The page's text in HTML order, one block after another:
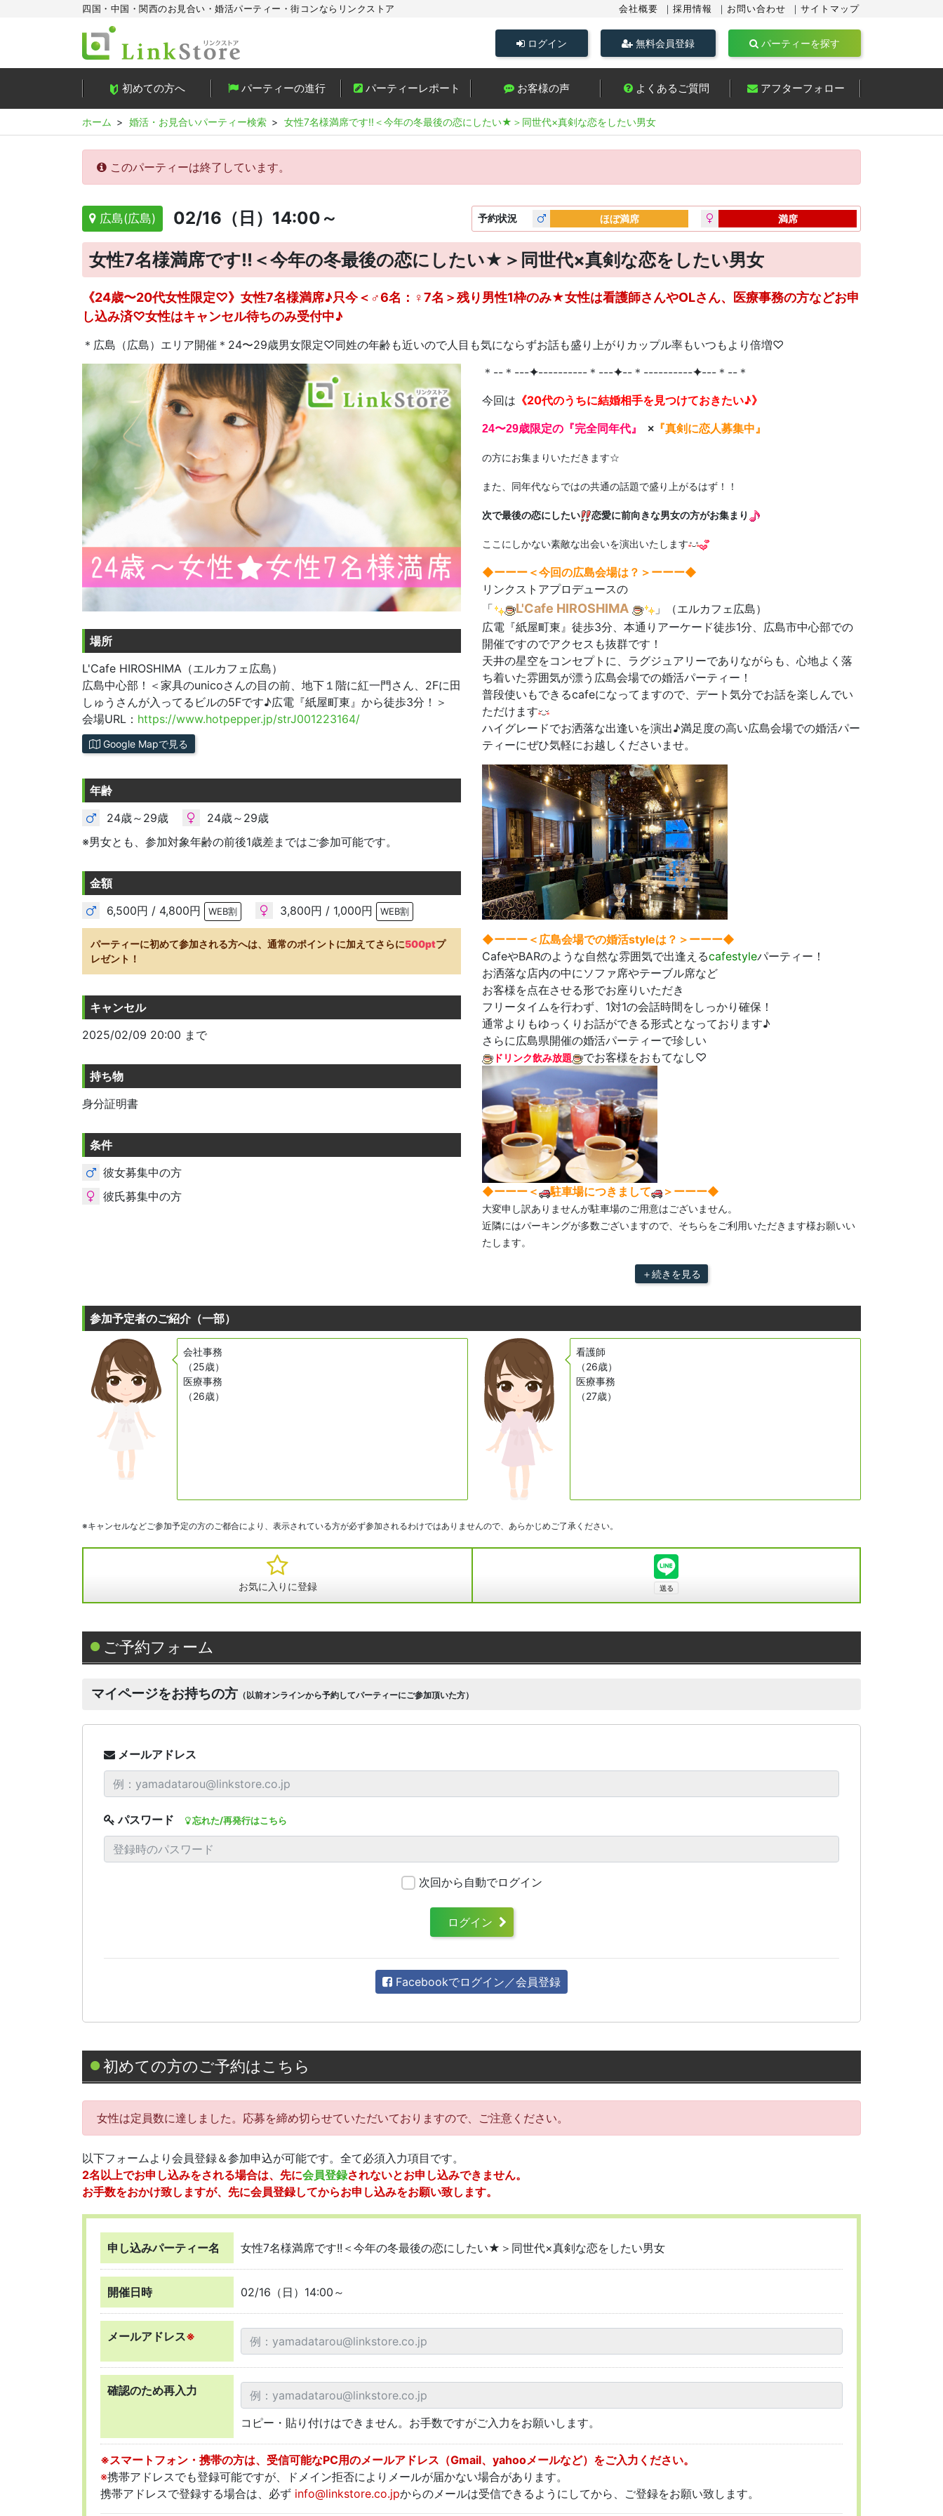
四国・中国・関西のお見合い・婚活パーティー・街コンならリンクストア 会社概要 採用情報 お問い合わせ サイトマップ
ログイン 無料会員登録 パーティーを探す
初めての方へ パーティーの進行 パーティーレポート お客様の声 よくあるご質問 アフターフォロー
ホーム 婚活・お見合いパーティー検索 女性7名様満席です!!＜今年の冬最後の恋にしたい★＞同世代×真剣な恋をしたい男女
このパーティーは終了しています。
広島(広島) 02/16（日）14:00～ 予約状況 ほぼ満席 満席
女性7名様満席です!!＜今年の冬最後の恋にしたい★＞同世代×真剣な恋をしたい男女
《24歳〜20代女性限定♡》女性7名様満席♪只今＜♂6名：♀7名＞残り男性1枠のみ★女性は看護師さんやOLさん、医療事務の方などお申
し込み済♡女性はキャンセル待ちのみ受付中♪
＊広島（広島）エリア開催＊24〜29歳男女限定♡同姓の年齢も近いので人目も気にならずお話も盛り上がりカップル率もいつもより倍増♡
場所
L'Cafe HIROSHIMA（エルカフェ広島）
広島中心部！＜家具のunicoさんの目の前、地下１階に紅一門さん、2Fに田
しゅうさんが入ってるビルの5Fです♪広電『紙屋町東』から徒歩3分！＞
会場URL： https://www.hotpepper.jp/strJ001223164/
Google Mapで見る
年齢
24歳～29歳
24歳～29歳
※男女とも、参加対象年齢の前後1歳差まではご参加可能です。
金額
6,500円 / 4,800円
WEB割 3,800円 / 1,000円 WEB割
パーティーに初めて参加される方へは、通常のポイントに加えてさらに500ptプ
レゼント！
キャンセル
2025/02/09 20:00 まで
持ち物
身分証明書
条件
彼女募集中の方
彼氏募集中の方
＊--＊---✦----------＊---✦--＊----------✦---＊--＊
今回は 《20代のうちに結婚相手を見つけておきたい♪》
24〜29歳限定の『完全同年代』 × 『真剣に恋人募集中』
の方にお集まりいただきます☆
また、同年代ならではの共通の話題で盛り上がるはず！！
次で最後の恋にしたい 恋愛に前向きな男女の方がお集まり
ここにしかない素敵な出会いを演出いたします
◆ーーー＜今回の広島会場は？＞ ーーー◆
リンクストアプロデュースの
「
L'Cafe HIROSHIMA
」（エルカフェ広島）
広電『紙屋町東』徒歩3分、本通りアーケード徒歩1分、広島市中心部での
開催ですのでアクセスも抜群です！
天井の星空をコンセプトに、ラグジュアリーでありながらも、心地よく落
ち着いた雰囲気が漂う広島会場での婚活パーティー！
普段使いもできるcafeになってますので、デート気分でお話を楽しんでい
ただけます
ハイグレードでお洒落な出逢いを演出♪満足度の高い広島会場での婚活パー
ティーにぜひ気軽にお越しくださいませ。
◆ーーー＜広島会場での婚活styleは？＞ーーー◆
CafeやBARのような自然な雰囲気で出逢えるcafestyleパーティー！
お洒落な店内の中にソファ席やテーブル席など
お客様を点在させる形でお座りいただき
フリータイムを行わず、1対1の会話時間をしっかり確保！
通常よりもゆっくりお話ができる形式となっております♪
さらに広島県開催の婚活パーティーで珍しい
ドリンク飲み放題 でお客様をおもてなし♡
◆ーーー＜ 駐車場につきまして ＞ーーー◆
大変申し訳ありませんが駐車場のご用意はございません。
近隣にはパーキングが多数ございますので、そちらをご利用いただきます様お願いい
たします。
＋続きを見る
参加予定者のご紹介（一部）
会社事務
（25歳）
医療事務
（26歳）
看護師
（26歳）
医療事務
（27歳）
※キャンセルなどご参加予定の方のご都合により、表示されている方が必ず参加されるわけではありませんので、あらかじめご了承ください。
お気に入りに登録
ご予約フォーム
マイページをお持ちの方 （以前オンラインから予約してパーティーにご参加頂いた方）
メールアドレス
パスワード 忘れた/再発行はこちら
次回から自動でログイン
ログイン
Facebookでログイン／会員登録
初めての方のご予約はこちら
女性は定員数に達しました。応募を締め切らせていただいておりますので、ご注意ください。
以下フォームより会員登録＆参加申込が可能です。全て必須入力項目です。
2名以上でお申し込みをされる場合は、先に会員登録されないとお申し込みできません。
お手数をおかけ致しますが、先に会員登録してからお申し込みをお願い致します。
申し込みパーティー名 女性7名様満席です!!＜今年の冬最後の恋にしたい★＞同世代×真剣な恋をしたい男女
開催日時 02/16（日）14:00～
メールアドレス※
確認のため再入力
コピー・貼り付けはできません。お手数ですがご入力をお願いします。
※スマートフォン・携帯の方は、受信可能なPC用のメールアドレス（Gmail、yahooメールなど）をご入力ください。
※携帯アドレスでも登録可能ですが、ドメイン拒否によりメールが届かない場合があります。
携帯アドレスで登録する場合は、必ず info@linkstore.co.jpからのメールは受信できるようにしてから、ご登録をお願い致します。